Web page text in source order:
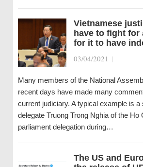
Vietnamese
have to fight for
for it to have
03/04/2021 |
Many members of the National
recent days have made many
current judiciary. A typical example is a
delegate Truong Trong Nghia of the Ho
parliament delegation during…
The US and